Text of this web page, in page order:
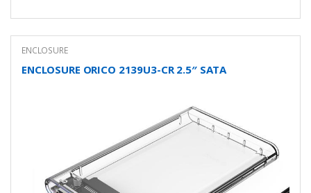
ENCLOSURE
ENCLOSURE ORICO 2139U3-CR 2.5″ SATA